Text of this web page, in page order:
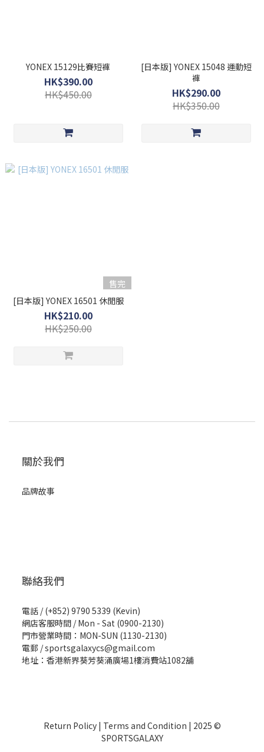
YONEX 15129比賽短褲
HK$390.00
HK$450.00
[日本版] YONEX 15048 運動短
褲
HK$290.00
HK$350.00
售完
[日本版] YONEX 16501 休閒服
HK$210.00
HK$250.00
關於我們
品牌故事
聯絡我們
電話 / (+852) 9790 5339 (Kevin)
網店客服時間 / Mon - Sat (0900-2130)
門市營業時間：MON-SUN (1130-2130)
電郵 / sportsgalaxycs@gmail.com
地址：香港新界葵芳葵涌廣場1樓消費站1082舖
Return Policy| Terms and Condition | 2025 ©
SPORTSGALAXY